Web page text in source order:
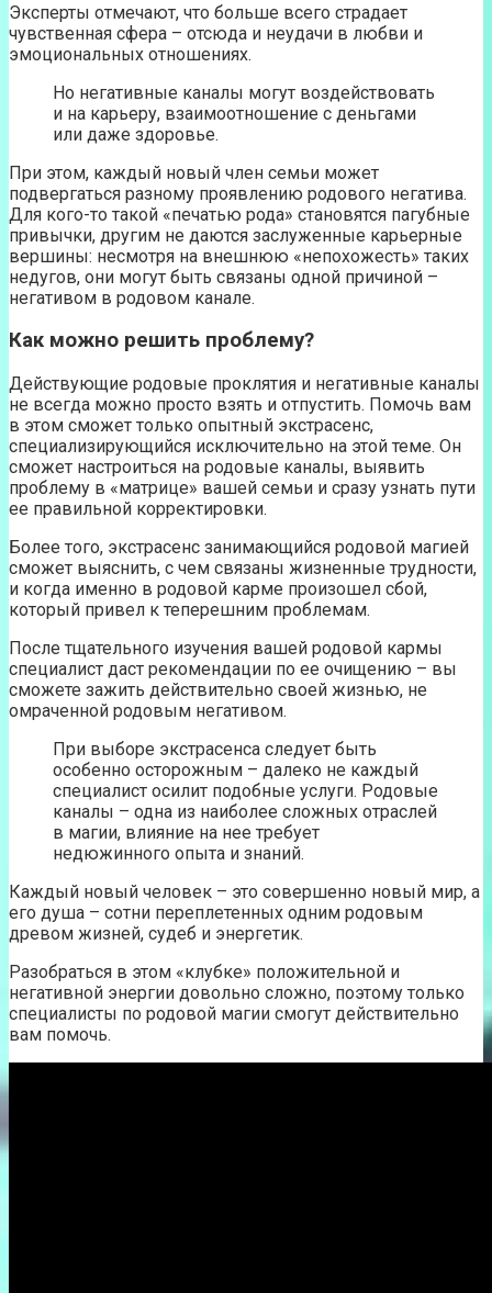
Эксперты отмечают, что больше всего страдает
чувственная сфера – отсюда и неудачи в любви и
эмоциональных отношениях.
Но негативные каналы могут воздействовать
и на карьеру, взаимоотношение с деньгами
или даже здоровье.
При этом, каждый новый член семьи может
подвергаться разному проявлению родового негатива.
Для кого-то такой «печатью рода» становятся пагубные
привычки, другим не даются заслуженные карьерные
вершины: несмотря на внешнюю «непохожесть» таких
недугов, они могут быть связаны одной причиной –
негативом в родовом канале.
Как можно решить проблему?
Действующие родовые проклятия и негативные каналы
не всегда можно просто взять и отпустить. Помочь вам
в этом сможет только опытный экстрасенс,
специализирующийся исключительно на этой теме. Он
сможет настроиться на родовые каналы, выявить
проблему в «матрице» вашей семьи и сразу узнать пути
ее правильной корректировки.
Более того, экстрасенс занимающийся родовой магией
сможет выяснить, с чем связаны жизненные трудности,
и когда именно в родовой карме произошел сбой,
который привел к теперешним проблемам.
После тщательного изучения вашей родовой кармы
специалист даст рекомендации по ее очищению – вы
сможете зажить действительно своей жизнью, не
омраченной родовым негативом.
При выборе экстрасенса следует быть
особенно осторожным – далеко не каждый
специалист осилит подобные услуги. Родовые
каналы – одна из наиболее сложных отраслей
в магии, влияние на нее требует
недюжинного опыта и знаний.
Каждый новый человек – это совершенно новый мир, а
его душа – сотни переплетенных одним родовым
древом жизней, судеб и энергетик.
Разобраться в этом «клубке» положительной и
негативной энергии довольно сложно, поэтому только
специалисты по родовой магии смогут действительно
вам помочь.